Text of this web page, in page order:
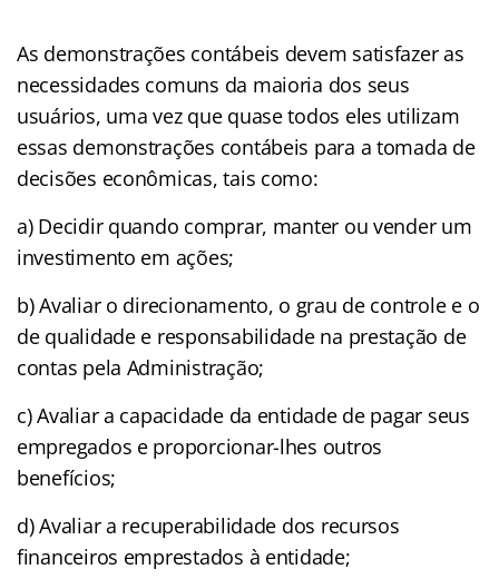
As demonstrações contábeis devem satisfazer as
necessidades comuns da maioria dos seus
usuários, uma vez que quase todos eles utilizam
essas demonstrações contábeis para a tomada de
decisões econômicas, tais como:
a) Decidir quando comprar, manter ou vender um
investimento em ações;
b) Avaliar o direcionamento, o grau de controle e o
de qualidade e responsabilidade na prestação de
contas pela Administração;
c) Avaliar a capacidade da entidade de pagar seus
empregados e proporcionar-lhes outros
benefícios;
d) Avaliar a recuperabilidade dos recursos
financeiros emprestados à entidade;